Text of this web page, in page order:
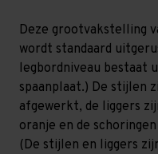
Deze grootvakstelling
wordt standaard
legbordniveau bestaat
spaanplaat.) De stijlen
afgewerkt, de liggers
oranje en de
(De stijlen en liggers